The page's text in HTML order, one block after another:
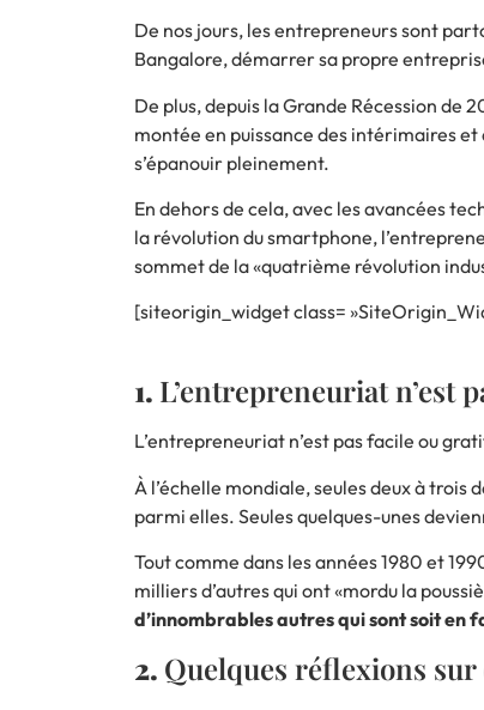
De nos jours, les entrepreneurs sont
Bangalore, démarrer sa propre
De plus, depuis la Grande Récession de
montée en puissance des intérimaires et
s’épanouir pleinement.
En dehors de cela, avec les avancées
la révolution du smartphone,
sommet de la «quatrième révolution
[siteorigin_widget class=
1. L’entrepreneuriat n’est
L’entrepreneuriat n’est pas facile ou
À l’échelle mondiale, seules deux à trois
parmi elles. Seules quelques-unes
Tout comme dans les années 1980 et
milliers d’autres qui ont «mordu la
d’innombrables autres qui sont soit
2. Quelques réflexions